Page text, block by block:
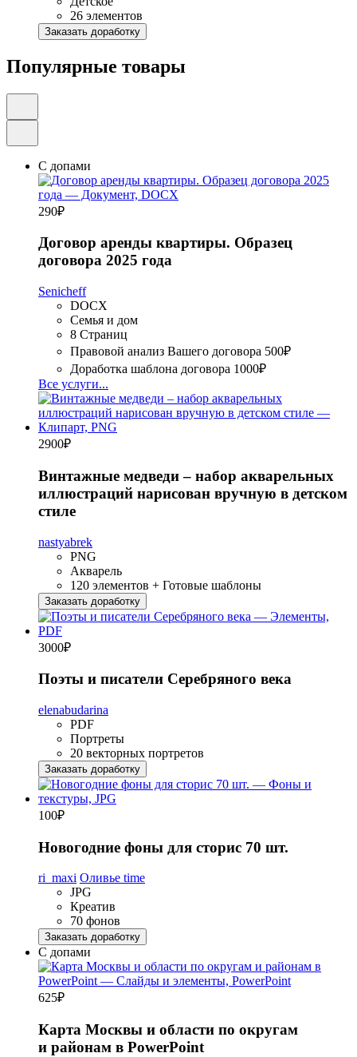
26 элементов
Заказать доработку
Популярные товары
С допами
290₽
Договор аренды квартиры. Образец
договора 2025 года
Senicheff
DOCX
Семья и дом
8 Страниц
Правовой анализ Вашего договора 500₽
Доработка шаблона договора 1000₽
Все услуги...
2900₽
Винтажные медведи – набор акварельных
иллюстраций нарисован вручную в детском
стиле
nastyabrek
PNG
Акварель
120 элементов + Готовые шаблоны
Заказать доработку
3000₽
Поэты и писатели Серебряного века
elenabudarina
PDF
Портреты
20 векторных портретов
Заказать доработку
100₽
Новогодние фоны для сторис 70 шт.
ri_maxi Оливье time
JPG
Креатив
70 фонов
Заказать доработку
С допами
625₽
Карта Москвы и области по округам
и районам в PowerPoint